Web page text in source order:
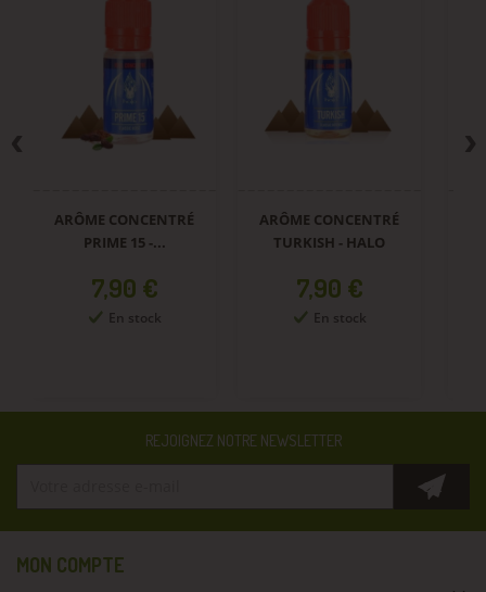
ARÔME CONCENTRÉ
PRIME 15 -...
Prix
7,90 €
En stock
ARÔME CONCENTRÉ
TURKISH - HALO
Prix
7,90 €
En stock
REJOIGNEZ NOTRE NEWSLETTER
MON COMPTE